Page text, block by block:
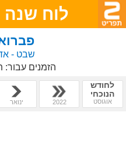
לוח שנה
פברואר
שבט -
הזמנים עבור:
לחודש
הנוכחי
אוגוסט 2022 ינואר